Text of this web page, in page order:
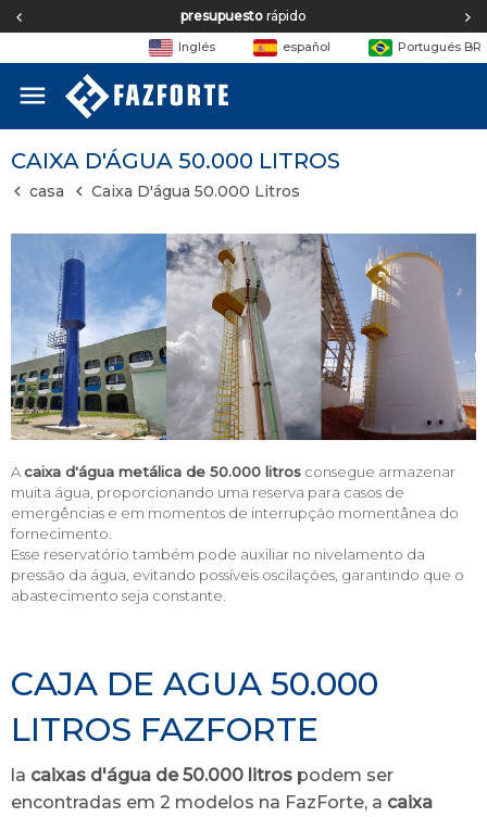
Equipe deengenharia
Inglés español Portugués BR
menu
CAIXA D'ÁGUA 50.000 LITROS
casa Caixa D'água 50.000 Litros
Acaixa d'água metálica de 50.000 litros consegue armazenar
muita água, proporcionando uma reserva para casos de
emergências e em momentos de interrupção momentânea do
fornecimento.
Esse reservatório também pode auxiliar no nivelamento da
pressão da água, evitando possíveis oscilações, garantindo que o
abastecimento seja constante.
CAJA DE AGUA 50.000
LITROS FAZFORTE
la caixas d'água de 50.000 litros podem ser
encontradas em 2 modelos na FazForte, a caixa